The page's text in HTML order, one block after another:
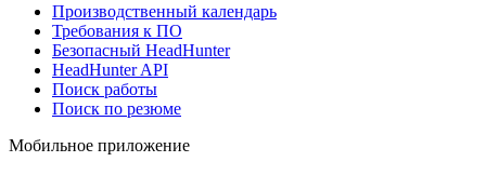
Производственный календарь
Требования к ПО
Безопасный HeadHunter
HeadHunter API
Поиск работы
Поиск по резюме
Мобильное приложение